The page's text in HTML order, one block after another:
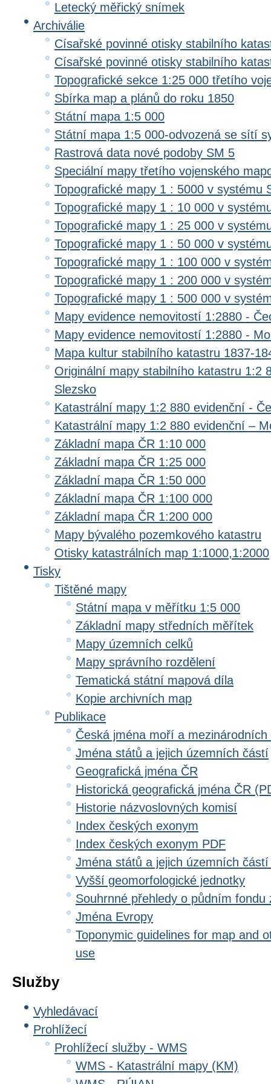
Letecký měřický snímek
Archiválie
Císařské povinné otisky stabilního
Císařské povinné otisky stabilního
Topografické sekce 1:25 000 třetího
Sbírka map a plánů do roku 1850
Státní mapa 1:5 000
Státní mapa 1:5 000-odvozená se sítí
Rastrová data nové podoby SM 5
Speciální mapy třetího vojenského
Topografické mapy 1 : 5000 v systému
Topografické mapy 1 : 10 000 v
Topografické mapy 1 : 25 000 v
Topografické mapy 1 : 50 000 v
Topografické mapy 1 : 100 000 v
Topografické mapy 1 : 200 000 v
Topografické mapy 1 : 500 000 v
Mapy evidence nemovitostí 1:2880 -
Mapy evidence nemovitostí 1:2880 -
Mapa kultur stabilního katastru 1837-
Originální mapy stabilního katastru 1:2
Slezsko
Katastrální mapy 1:2 880 evidenční -
Katastrální mapy 1:2 880 evidenční –
Základní mapa ČR 1:10 000
Základní mapa ČR 1:25 000
Základní mapa ČR 1:50 000
Základní mapa ČR 1:100 000
Základní mapa ČR 1:200 000
Mapy bývalého pozemkového katastru
Otisky katastrálních map 1:1000,1:2000
Tisky
Tištěné mapy
Státní mapa v měřítku 1:5 000
Základní mapy středních měřítek
Mapy územních celků
Mapy správního rozdělení
Tematická státní mapová díla
Kopie archivních map
Publikace
Česká jména moří a
Jména států a jejich územních částí
Geografická jména ČR
Historická geografická jména ČR
Historie názvoslovných komisí
Index českých exonym
Index českých exonym PDF
Jména států a jejich územních
Vyšší geomorfologické jednotky
Souhrnné přehledy o půdním fondu
Jména Evropy
Toponymic guidelines for map and
use
Služby
Vyhledávací
Prohlížecí
Prohlížecí služby - WMS
WMS - Katastrální mapy (KM)